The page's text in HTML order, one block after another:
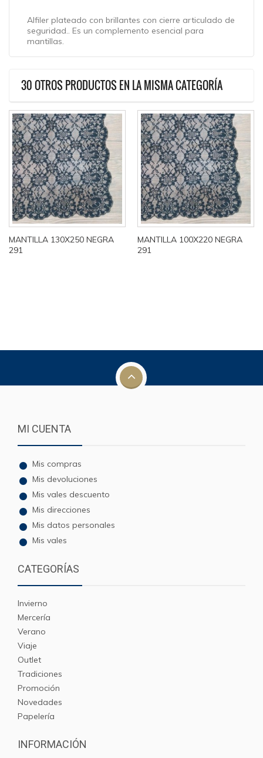
Alfiler plateado con brillantes con cierre articulado de
seguridad.. Es un complemento esencial para
mantillas.
30 OTROS PRODUCTOS EN LA MISMA CATEGORÍA
MANTILLA 130X250 NEGRA
291
MANTILLA 100X220 NEGRA
291
MI CUENTA
Mis compras
Mis devoluciones
Mis vales descuento
Mis direcciones
Mis datos personales
Mis vales
CATEGORÍAS
Invierno
Mercería
Verano
Viaje
Outlet
Tradiciones
Promoción
Novedades
Papelería
INFORMACIÓN